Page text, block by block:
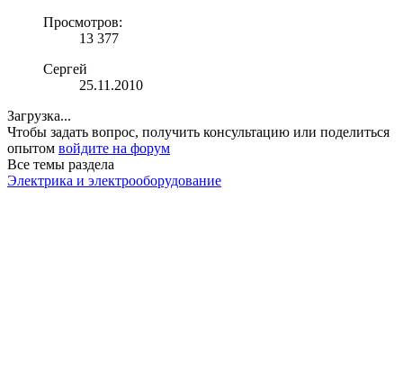
Просмотров:
13 377
Сергей
25.11.2010
Загрузка...
Чтобы задать вопрос, получить консультацию или поделиться
опытом войдите на форум
Все темы раздела
Электрика и электрооборудование